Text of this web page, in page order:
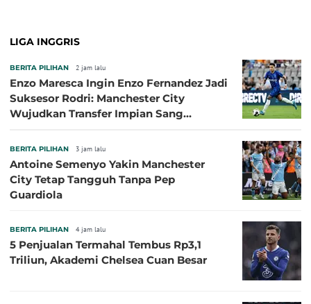
LIGA INGGRIS
BERITA PILIHAN 2 jam lalu
Enzo Maresca Ingin Enzo Fernandez Jadi
Suksesor Rodri: Manchester City
Wujudkan Transfer Impian Sang
BERITA PILIHAN 3 jam lalu
Antoine Semenyo Yakin Manchester
City Tetap Tangguh Tanpa Pep
Guardiola
BERITA PILIHAN 4 jam lalu
5 Penjualan Termahal Tembus Rp3,1
Triliun, Akademi Chelsea Cuan Besar